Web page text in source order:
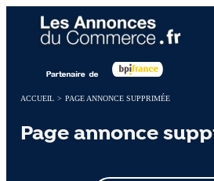
ACCUEIL > PAGE ANNONCE SUPPRIMÉE
Page annonce
Panneau de gestion des cookies